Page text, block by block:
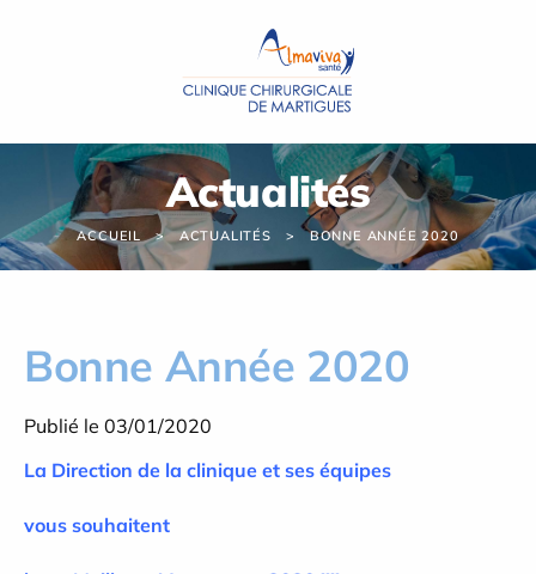
Actualités
ACCUEIL ACTUALITÉS BONNE ANNÉE 2020
Bonne Année 2020
Publié le 03/01/2020
La Direction de la clinique et ses équipes
vous souhaitent